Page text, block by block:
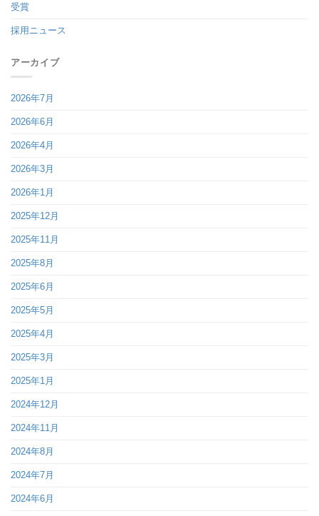
受賞
採用ニュース
アーカイブ
2026年7月
2026年6月
2026年4月
2026年3月
2026年1月
2025年12月
2025年11月
2025年8月
2025年6月
2025年5月
2025年4月
2025年3月
2025年1月
2024年12月
2024年11月
2024年8月
2024年7月
2024年6月